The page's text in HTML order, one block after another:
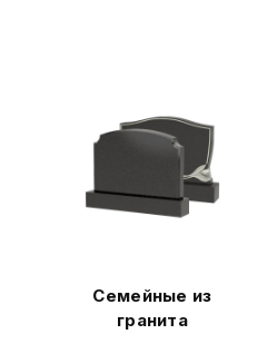
Семейные из
гранита